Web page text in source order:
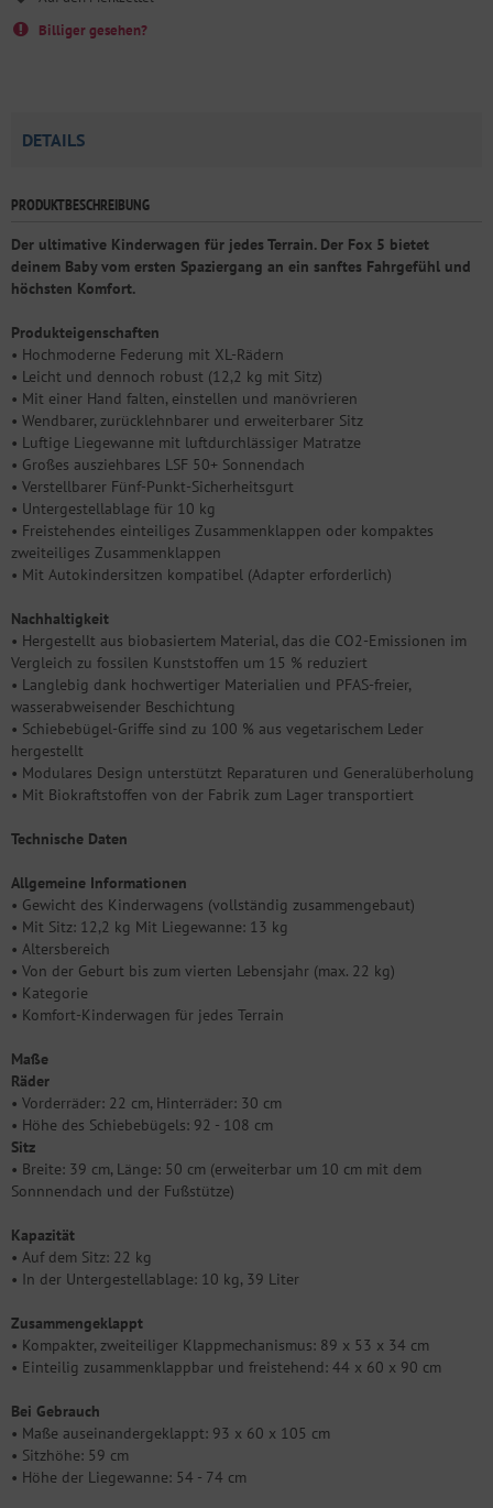
Billiger gesehen?
DETAILS
PRODUKTBESCHREIBUNG
Der ultimative Kinderwagen für jedes Terrain. Der Fox 5 bietet
deinem Baby vom ersten Spaziergang an ein sanftes Fahrgefühl und
höchsten Komfort.
Produkteigenschaften
• Hochmoderne Federung mit XL-Rädern
• Leicht und dennoch robust (12,2 kg mit Sitz)
• Mit einer Hand falten, einstellen und manövrieren
• Wendbarer, zurücklehnbarer und erweiterbarer Sitz
• Luftige Liegewanne mit luftdurchlässiger Matratze
• Großes ausziehbares LSF 50+ Sonnendach
• Verstellbarer Fünf-Punkt-Sicherheitsgurt
• Untergestellablage für 10 kg
• Freistehendes einteiliges Zusammenklappen oder kompaktes
zweiteiliges Zusammenklappen
• Mit Autokindersitzen kompatibel (Adapter erforderlich)
Nachhaltigkeit
• Hergestellt aus biobasiertem Material, das die CO2-Emissionen im
Vergleich zu fossilen Kunststoffen um 15 % reduziert
• Langlebig dank hochwertiger Materialien und PFAS-freier,
wasserabweisender Beschichtung
• Schiebebügel-Griffe sind zu 100 % aus vegetarischem Leder
hergestellt
• Modulares Design unterstützt Reparaturen und Generalüberholung
• Mit Biokraftstoffen von der Fabrik zum Lager transportiert
Technische Daten
Allgemeine Informationen
• Gewicht des Kinderwagens (vollständig zusammengebaut)
• Mit Sitz: 12,2 kg Mit Liegewanne: 13 kg
• Altersbereich
• Von der Geburt bis zum vierten Lebensjahr (max. 22 kg)
• Kategorie
• Komfort-Kinderwagen für jedes Terrain
Maße
Räder
• Vorderräder: 22 cm, Hinterräder: 30 cm
• Höhe des Schiebebügels: 92 - 108 cm
Sitz
• Breite: 39 cm, Länge: 50 cm (erweiterbar um 10 cm mit dem
Sonnnendach und der Fußstütze)
Kapazität
• Auf dem Sitz: 22 kg
• In der Untergestellablage: 10 kg, 39 Liter
Zusammengeklappt
• Kompakter, zweiteiliger Klappmechanismus: 89 x 53 x 34 cm
• Einteilig zusammenklappbar und freistehend: 44 x 60 x 90 cm
Bei Gebrauch
• Maße auseinandergeklappt: 93 x 60 x 105 cm
• Sitzhöhe: 59 cm
• Höhe der Liegewanne: 54 - 74 cm